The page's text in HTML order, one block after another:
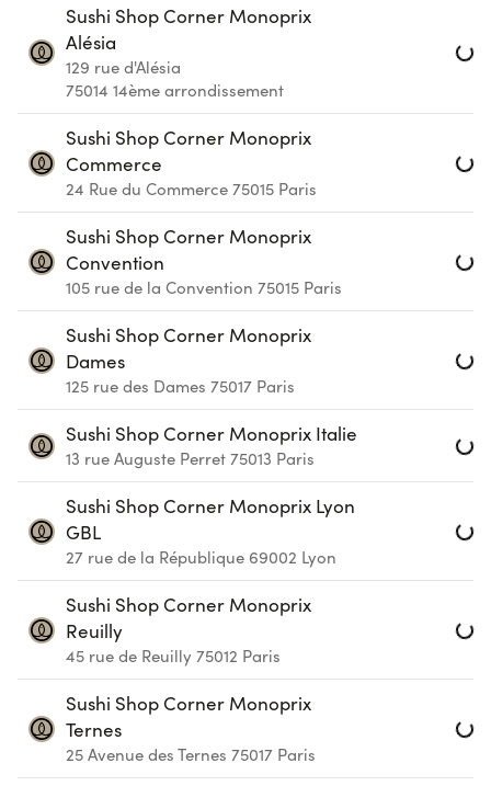
Sushi Shop Corner Monoprix
Alésia
129 rue d'Alésia
75014 14ème arrondissement
Sushi Shop Corner Monoprix
Commerce
24 Rue du Commerce 75015 Paris
Sushi Shop Corner Monoprix
Convention
105 rue de la Convention 75015 Paris
Sushi Shop Corner Monoprix
Dames
125 rue des Dames 75017 Paris
Sushi Shop Corner Monoprix Italie
13 rue Auguste Perret 75013 Paris
Sushi Shop Corner Monoprix Lyon
GBL
27 rue de la République 69002 Lyon
Sushi Shop Corner Monoprix
Reuilly
45 rue de Reuilly 75012 Paris
Sushi Shop Corner Monoprix
Ternes
25 Avenue des Ternes 75017 Paris